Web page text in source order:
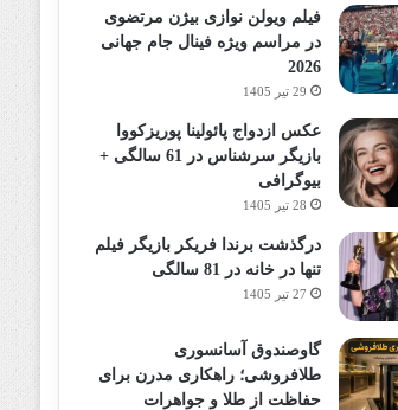
فیلم ویولن نوازی بیژن مرتضوی
در مراسم ویژه فینال جام جهانی
2026
29 تیر 1405
عکس ازدواج پائولینا پوریزکووا
بازیگر سرشناس در 61 سالگی +
بیوگرافی
28 تیر 1405
درگذشت برندا فریکر بازیگر فیلم
تنها در خانه در 81 سالگی
27 تیر 1405
گاوصندوق آسانسوری
طلافروشی؛ راهکاری مدرن برای
حفاظت از طلا و جواهرات